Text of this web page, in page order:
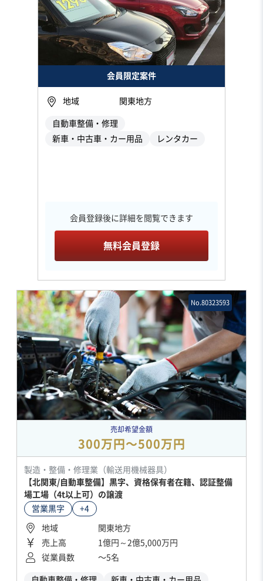
会員限定案件
地域 関東地方
自動車整備・修理
新車・中古車・カー用品
レンタカー
会員登録後に詳細を閲覧できます
無料会員登録
No.80323593
売却希望金額
300万円〜500万円
製造・整備・修理業（輸送用機械器具）
【北関東/自動車整備】黒字、資格保有者在籍、認証整備
場工場（4t以上可）の譲渡
営業黒字
+4
地域
関東地方
売上高
1億円～2億5,000万円
従業員数
〜5名